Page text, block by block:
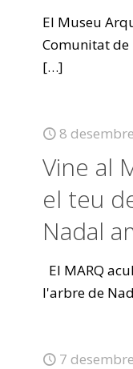
El Museu
Comunitat
[…]
8
Vine al
el teu
Nadal
El MARQ
l'arbre de
7